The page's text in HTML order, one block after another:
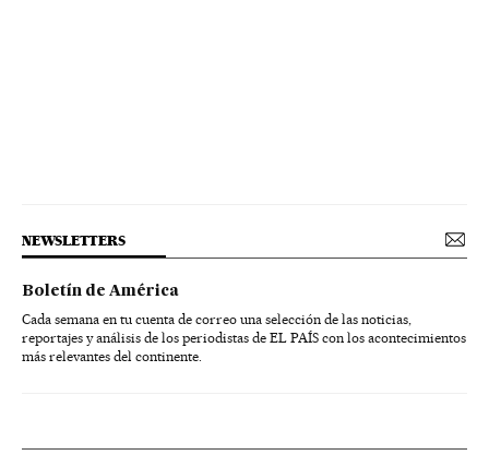
NEWSLETTERS
Boletín de América
Cada semana en tu cuenta de correo una selección de las noticias,
reportajes y análisis de los periodistas de EL PAÍS con los acontecimientos
más relevantes del continente.